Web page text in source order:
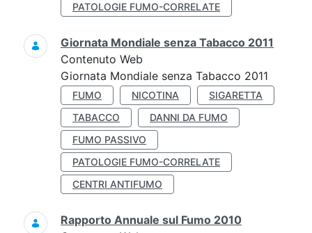
PATOLOGIE FUMO-CORRELATE
Giornata Mondiale senza Tabacco 2011
Contenuto Web
Giornata Mondiale senza Tabacco 2011
FUMO NICOTINA
SIGARETTA
TABACCO
DANNI DA FUMO
FUMO PASSIVO
PATOLOGIE FUMO-CORRELATE
CENTRI ANTIFUMO
Rapporto Annuale sul Fumo 2010